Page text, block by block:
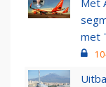
Met
met